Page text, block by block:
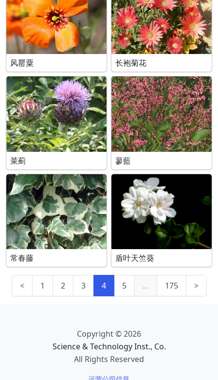
风罂粟 长袍菊花
菜薊 蓼藍
常春藤 盾叶天竺葵
< 1 2 3 4 5 … 175 >
Copyright © 2026
Science & Technology Inst., Co.
All Rights Reserved